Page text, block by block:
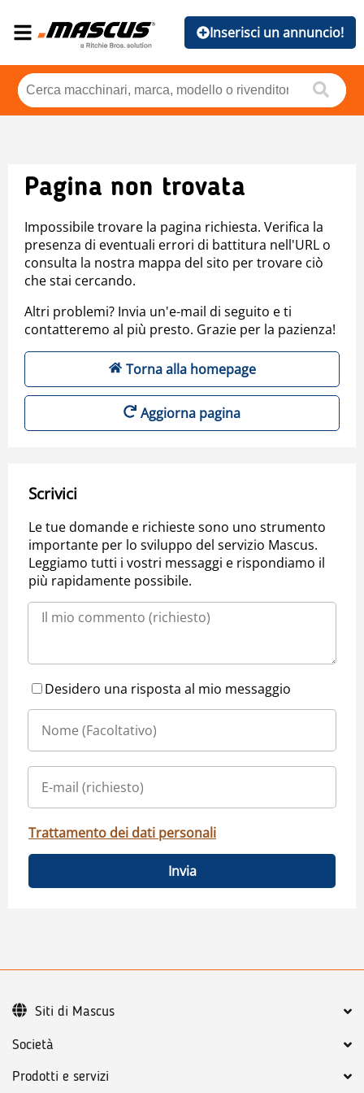
Inserisci un annuncio!
Pagina non trovata
Impossibile trovare la pagina richiesta. Verifica la
presenza di eventuali errori di battitura nell'URL o
consulta la nostra mappa del sito per trovare ciò
che stai cercando.
Altri problemi? Invia un'e-mail di seguito e ti
contatteremo al più presto. Grazie per la pazienza!
Torna alla homepage
Aggiorna pagina
Scrivici
Le tue domande e richieste sono uno strumento
importante per lo sviluppo del servizio Mascus.
Leggiamo tutti i vostri messaggi e rispondiamo il
più rapidamente possibile.
Desidero una risposta al mio messaggio
Trattamento dei dati personali
Invia
Società
Prodotti e servizi
Siti di Mascus